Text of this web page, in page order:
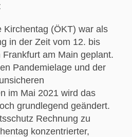
Kirchentag (ÖKT) war als
in der Zeit vom 12. bis
am Main geplant.
Pandemielage und der
im Mai 2021 wird das
grundlegend geändert.
Rechnung zu
konzentrierter,